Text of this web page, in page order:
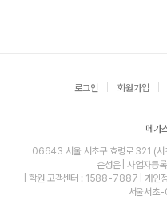
로그인 회원가입
메가
06643 서울 서초구 효령로 321 (서
손성은 | 사업자
| 학원 고객센터 : 1588-7887 | 개인
서울서